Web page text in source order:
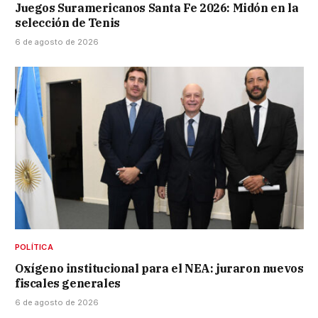
Juegos Suramericanos Santa Fe 2026: Midón en la
selección de Tenis
6 de agosto de 2026
POLÍTICA
Oxígeno institucional para el NEA: juraron nuevos
fiscales generales
6 de agosto de 2026